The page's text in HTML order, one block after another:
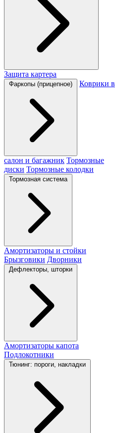
Защита картера
Фаркопы (прицепное) Коврики в
салон и багажник Тормозные
диски Тормозные колодки
Тормозная система
Амортизаторы и стойки
Брызговики Дворники
Дефлекторы, шторки
Амортизаторы капота
Подлокотники
Тюнинг: пороги, накладки